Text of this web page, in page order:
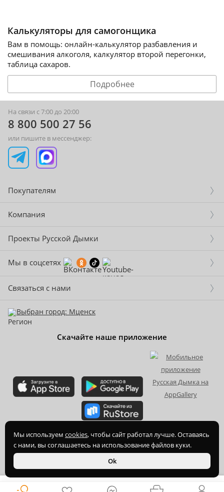
Калькуляторы для самогонщика
Вам в помощь: онлайн-калькулятор разбавления и
смешивания алкоголя, калкулятор второй перегонки,
таблица сахаров.
Подробнее
Мы используем cookies, чтобы сайт работал лучше. Оставаясь
с нами, вы соглашаетесь на использование файлов куки.
Ok
На связи с 7:00 до 20:00
8 800 500 27 56
или пишите в мессенджер:
Покупателям
Компания
Проекты Русской Дымки
Мы в соцсетях
Связаться с нами
Выбран город: Мценск
Скачайте наше приложение
2015-2026© ООО Торгово-производственная компания Ханхи,
ОГРН 1164350070720